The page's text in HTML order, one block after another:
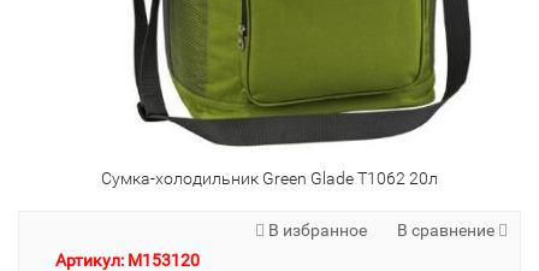
Сумка-холодильник Green Glade T1062 20л
В избранное
В сравнение
Артикул: M153120